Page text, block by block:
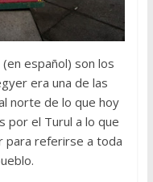
español) son los
era una de las
norte de lo que hoy
por el Turul a lo que
para referirse a toda